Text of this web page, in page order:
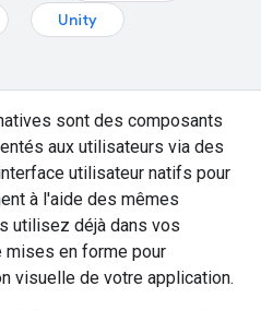
Unity
sont des composants
aux utilisateurs via des
utilisateur natifs pour
à l'aide des mêmes
utilisez déjà dans vos
mises en forme pour
visuelle de votre application.